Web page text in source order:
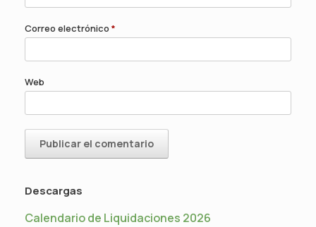
Correo electrónico *
Web
Descargas
Calendario de Liquidaciones 2026